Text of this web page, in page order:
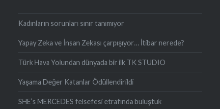
Kadınların sorunları sınır tanımıyor
Yapay Zeka ve İnsan Zekası çarpışıyor… İtibar nerede?
Türk Hava Yolundan dünyada bir ilk TK STUDIO
Yaşama Değer Katanlar Ödüllendirildi
SHE’s MERCEDES felsefesi etrafında buluştuk